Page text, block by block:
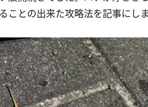
ことの出来た攻略法を記事にしま